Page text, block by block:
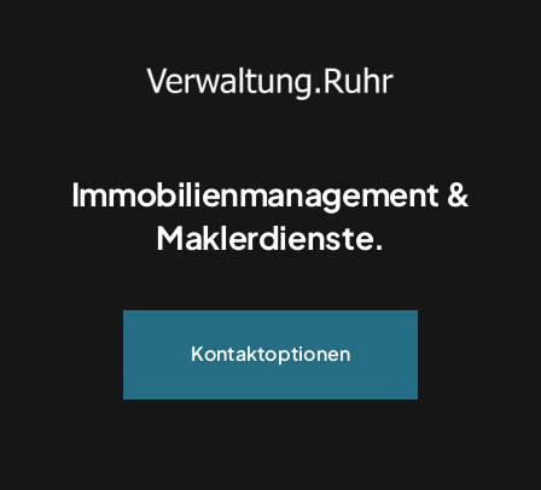
Immobilienmanagement &
Maklerdienste.
Kontaktoptionen